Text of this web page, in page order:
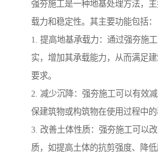
强夯施工是一种地基处理方法，
载力和稳定性。其主要功能包括：
1. 提高地基承载力：通过强夯施
实，增加其承载能力，从而满足
要求。
2. 减少沉降：强夯施工可以有效
保建筑物或构筑物在使用过程中的
3. 改善土体性质：强夯施工可以
质，如提高土体的抗剪强度、降